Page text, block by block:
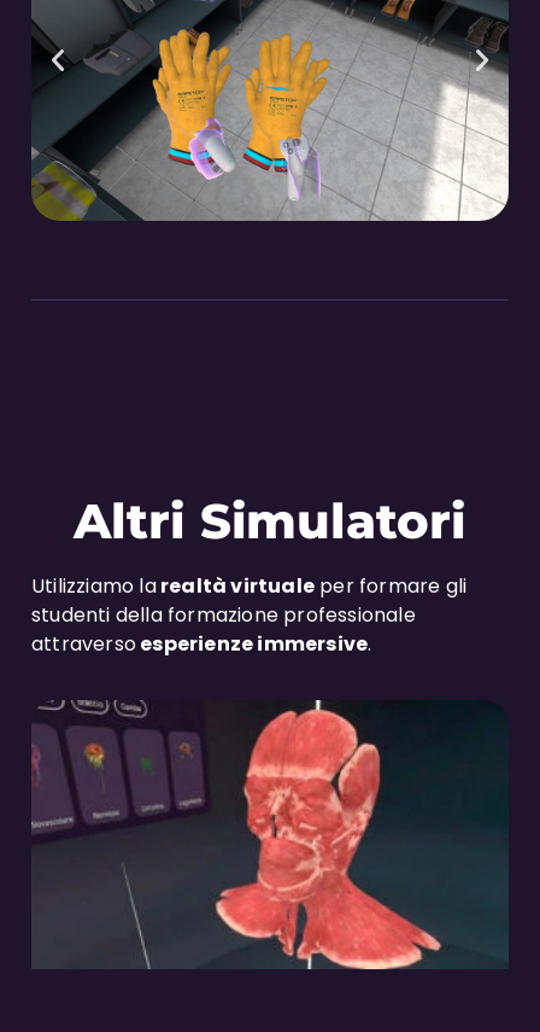
Altri Simulatori
Utilizziamo larealtà virtuale per formare gli
studenti della formazione professionale
attraversoesperienze immersive.